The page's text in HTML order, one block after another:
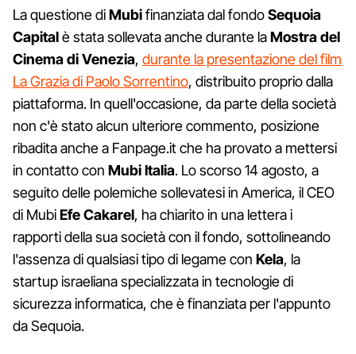
La questione diMubifinanziata dal fondoSequoia
Capitalè stata sollevata anche durante laMostra del
Cinema di Venezia, durante la presentazione del film
La Grazia di Paolo Sorrentino, distribuito proprio dalla
piattaforma. In quell'occasione, da parte della società
non c'è stato alcun ulteriore commento, posizione
ribadita anche a Fanpage.it che ha provato a mettersi
in contatto con Mubi Italia. Lo scorso 14 agosto, a
seguito delle polemiche sollevatesi in America, il CEO
di MubiEfe Cakarel, ha chiarito in una lettera i
rapporti della sua società con il fondo, sottolineando
l'assenza di qualsiasi tipo di legame con Kela, la
startup israeliana specializzata in tecnologie di
sicurezza informatica, che è finanziata per l'appunto
da Sequoia.